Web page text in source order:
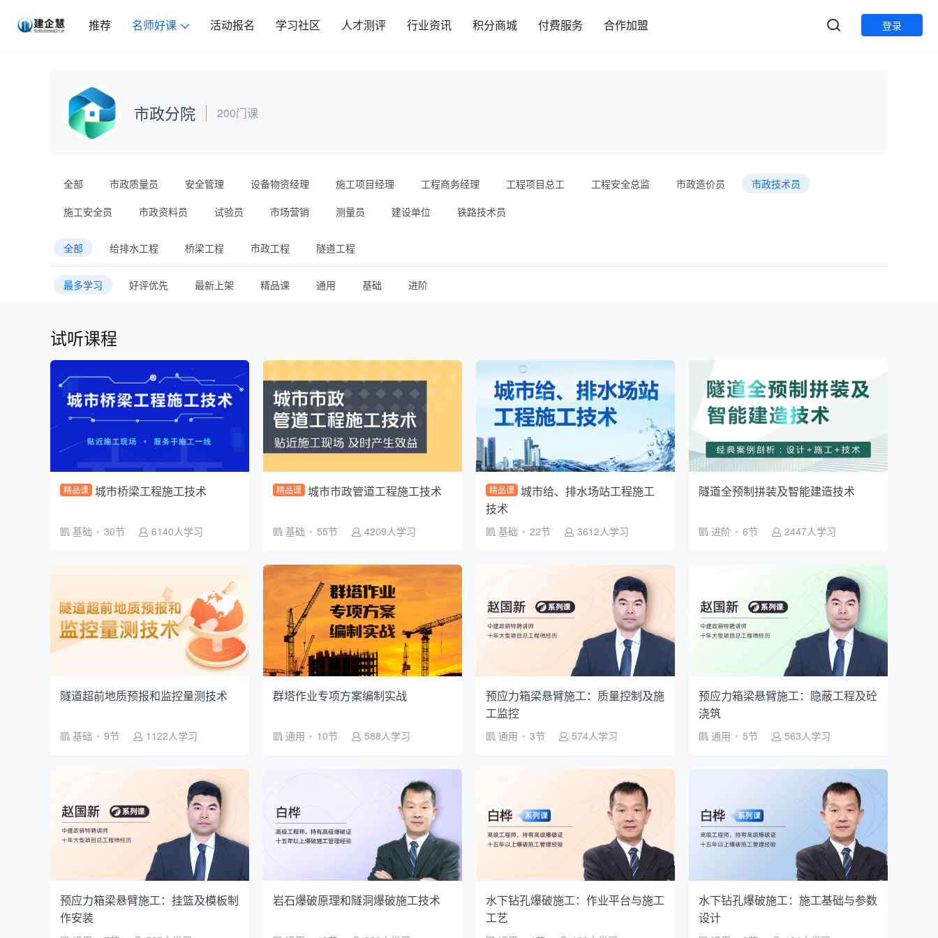
推荐 名师好课 活动报名 学习社区 人才测评 行业资讯 积分商城 付费服务 合作加盟 登录
市政分院 200门课
全部 市政质量员 安全管理 设备物资经理 施工项目经理 工程商务经理 工程项目总工 工程安全总监 市政造价员
市政技术员
施工安全员
市政资料员 试验员 市场营销 测量员 建设单位 铁路技术员
全部 给排水工程 桥梁工程 市政工程 隧道工程
最多学习 好评优先 最新上架 精品课 通用 基础 进阶
试听课程
精品课 城市桥梁工程施工技术
基础 • 30节 6140人学习
精品课 城市市政管道工程施工技术
基础 • 55节 4209人学习
精品课 城市给、排水场站工程施工
技术
基础 • 22节 3612人学习
隧道全预制拼装及智能建造技术
进阶 • 6节 2447人学习
隧道超前地质预报和监控量测技术
基础 • 9节 1122人学习
群塔作业专项方案编制实战
通用 • 10节 588人学习
预应力箱梁悬臂施工：质量控制及施
工监控
通用 • 3节 574人学习
预应力箱梁悬臂施工：隐蔽工程及砼
浇筑
通用 • 5节 563人学习
预应力箱梁悬臂施工：挂篮及模板制
作安装
岩石爆破原理和隧洞爆破施工技术
水下钻孔爆破施工：作业平台与施工
工艺
水下钻孔爆破施工：施工基础与参数
设计